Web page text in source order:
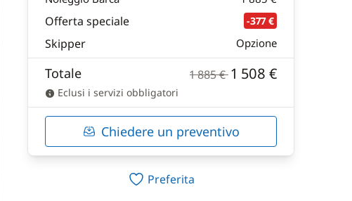
Offerta speciale -377 €
Skipper Opzione
Totale 1 885 €1 508 €
Eclusi i servizi obbligatori
Chiedere un preventivo
Preferita